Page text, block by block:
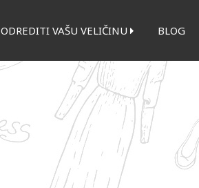
ODREDITI VAŠU VELIČINU BLOG